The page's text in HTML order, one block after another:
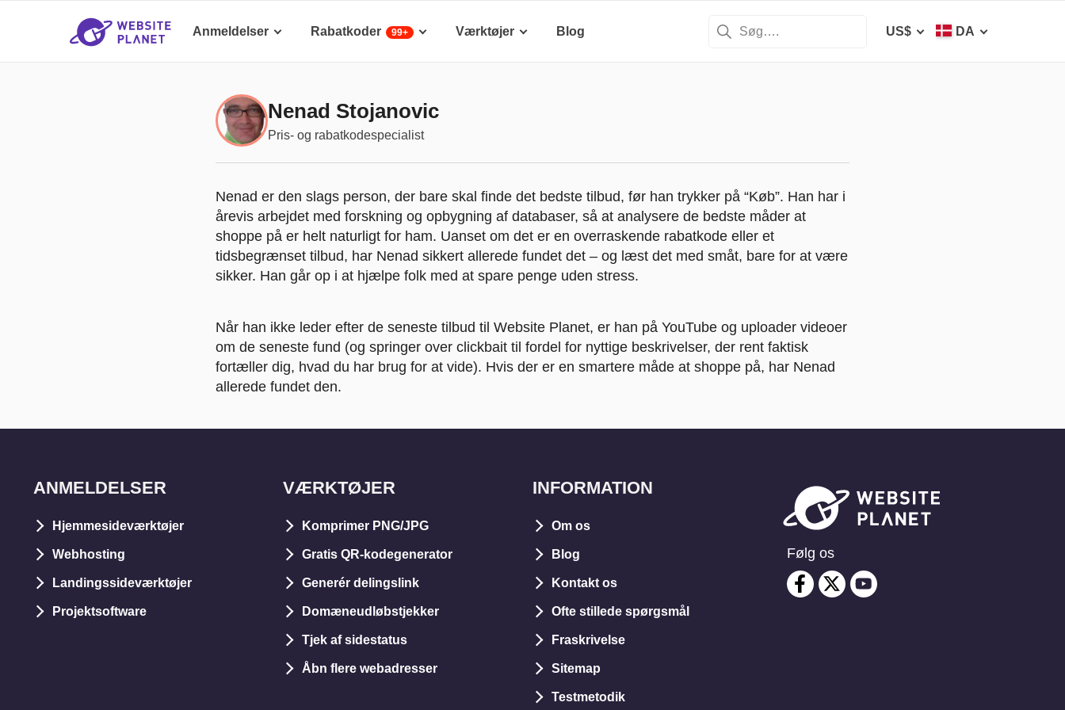
Anmeldelser Rabatkoder 99+ Værktøjer Blog US$ DA
Nenad Stojanovic
Pris- og rabatkodespecialist
Nenad er den slags person, der bare skal finde det bedste tilbud, før han trykker på “Køb”. Han har i
årevis arbejdet med forskning og opbygning af databaser, så at analysere de bedste måder at
shoppe på er helt naturligt for ham. Uanset om det er en overraskende rabatkode eller et
tidsbegrænset tilbud, har Nenad sikkert allerede fundet det – og læst det med småt, bare for at være
sikker. Han går op i at hjælpe folk med at spare penge uden stress.
Når han ikke leder efter de seneste tilbud til Website Planet, er han på YouTube og uploader videoer
om de seneste fund (og springer over clickbait til fordel for nyttige beskrivelser, der rent faktisk
fortæller dig, hvad du har brug for at vide). Hvis der er en smartere måde at shoppe på, har Nenad
allerede fundet den.
ANMELDELSER
Hjemmesideværktøjer
Webhosting
Landingssideværktøjer
Projektsoftware
VÆRKTØJER
Komprimer PNG/JPG
Gratis QR-kodegenerator
Generér delingslink
Domæneudløbstjekker
Tjek af sidestatus
Åbn flere webadresser
INFORMATION
Om os
Blog
Kontakt os
Ofte stillede spørgsmål
Fraskrivelse
Sitemap
Testmetodik
Følg os